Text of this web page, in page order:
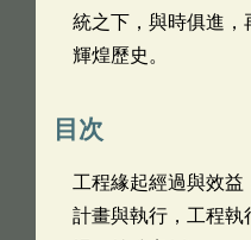
統之下，與時俱進，
輝煌歷史。
目次
工程緣起經過與效
計畫與執行，工程執